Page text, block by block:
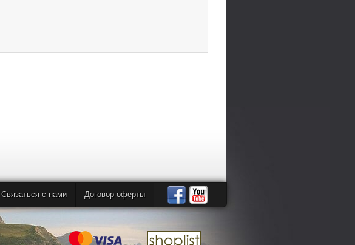
Связаться с нами
Договор оферты
Автомандры
Автомандры